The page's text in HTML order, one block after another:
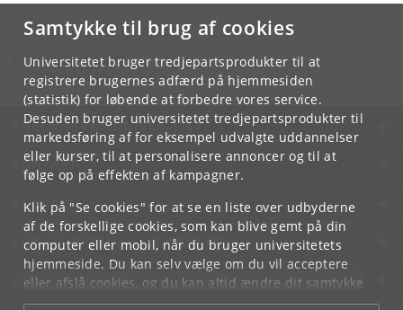
Samtykke til brug af cookies
Universitetet bruger tredjepartsprodukter til at
registrere brugernes adfærd på hjemmesiden
(statistik) for løbende at forbedre vores service.
Desuden bruger universitetet tredjepartsprodukter til
markedsføring af for eksempel udvalgte uddannelser
eller kurser, til at personalisere annoncer og til at
følge op på effekten af kampagner.
Klik på "Se cookies" for at se en liste over udbyderne
af de forskellige cookies, som kan blive gemt på din
computer eller mobil, når du bruger universitetets
hjemmeside. Du kan selv vælge om du vil acceptere
eller afslå cookies, og du kan altid ændre dit samtykke
underCookie- og privatlivspolitiksom du finder i
Kontakt:
kom-ifsv@adm.ku dk
KØBENHAVNS UNIVERSITET
KONTAKT
SERVICES
FOR STUDERENDE OG ANSATTE
JOB OG KARRIERE